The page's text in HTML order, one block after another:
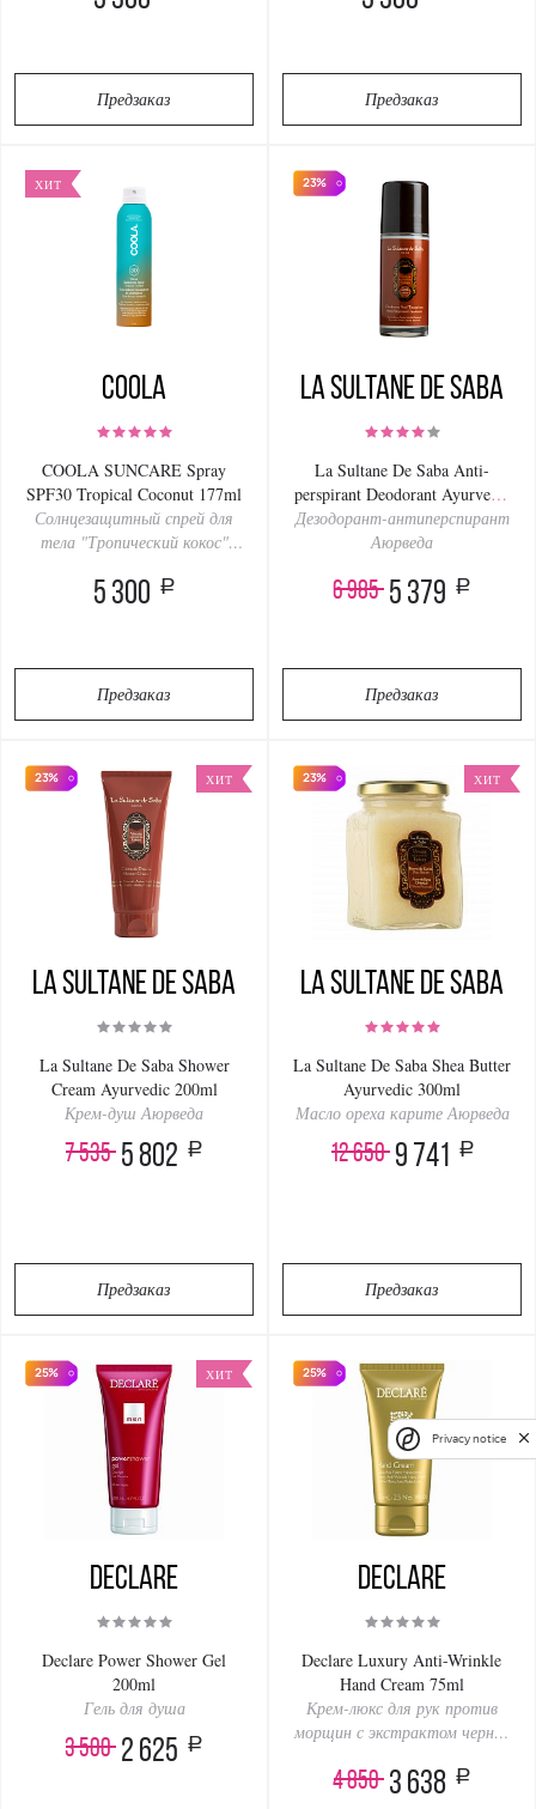
Предзаказ Предзаказ
ХИТ
COOLA
COOLA SUNCARE Spray
SPF30 Tropical Coconut 177ml
Солнцезащитный спрей для
тела "Тропический кокос"
5 300 a
Предзаказ
23%
La Sultanе De Saba
La Sultane De Saba Anti-
perspirant Deodorant Ayurvedic
Amber Vanilla 50ml
Дезодорант-антиперспирант
Аюрведа
6 985 5 379 a
Предзаказ
23% ХИТ
La Sultanе De Saba
La Sultane De Saba Shower
Cream Ayurvedic 200ml
Крем-душ Аюрведа
7 535 5 802 a
Предзаказ
23% ХИТ
La Sultanе De Saba
La Sultane De Saba Shea Butter
Ayurvedic 300ml
Масло ореха карите Аюрведа
12 650 9 741 a
Предзаказ
25% ХИТ
Declare
Declare Power Shower Gel
200ml
Гель для душа
3 500 2 625 a
25%
Declare
Declare Luxury Anti-Wrinkle
Hand Cream 75ml
Крем-люкс для рук против
морщин с экстрактом черной
4 850 3 638 a
Privacy notice